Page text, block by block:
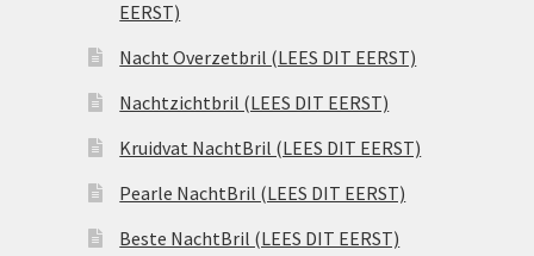
EERST)
Nacht Overzetbril (LEES DIT EERST)
Nachtzichtbril (LEES DIT EERST)
Kruidvat NachtBril (LEES DIT EERST)
Pearle NachtBril (LEES DIT EERST)
Beste NachtBril (LEES DIT EERST)